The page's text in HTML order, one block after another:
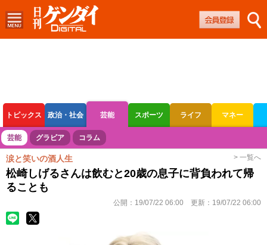
トピックス 政治・社会 芸能 スポーツ ライフ マネー
ボートレース 競輪 オートレース
芸能 グラビア コラム
涙と笑いの酒人生 > 一覧へ
松崎しげるさんは飲むと20歳の息子に背負われて帰
ることも
公開： 19/07/22 06:00 更新： 19/07/22 06:00